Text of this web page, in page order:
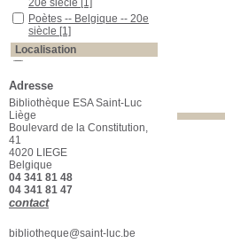
20e siècle [1]
Poètes -- Belgique -- 20e
siècle [1]
Localisation
Section
Beaux-Arts - Biblio[1]
Adresse
Bibliothèque ESA Saint-Luc
Liège
Boulevard de la Constitution,
41
4020 LIEGE
Belgique
04 341 81 48
04 341 81 47
contact
bibliotheque@saint-luc.be